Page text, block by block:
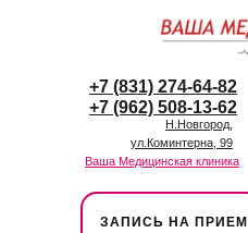
+7 (831) 274-64-82
+7 (962) 508-13-62
ЗАПИСЬ НА ПРИЕМ
Н.Новгород,
ул.Коминтерна, 99
Ваша Медицинская клиника